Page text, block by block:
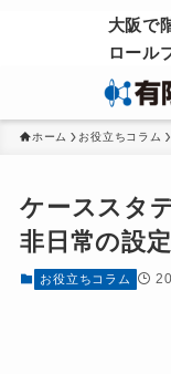
大阪で
ロール
ホーム お役立ちコラム
ケーススタ
非日常の設
お役立ちコラム